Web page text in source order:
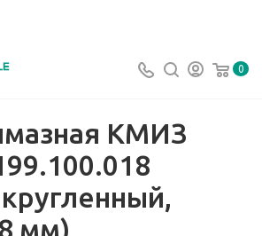
0
КМИЗ
мм)